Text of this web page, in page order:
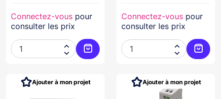
Connectez-vous pour
consulter les prix


Ajouter au panier
Connectez-vous pour
consulter les prix


Ajouter à mon projet Ajouter à mon projet